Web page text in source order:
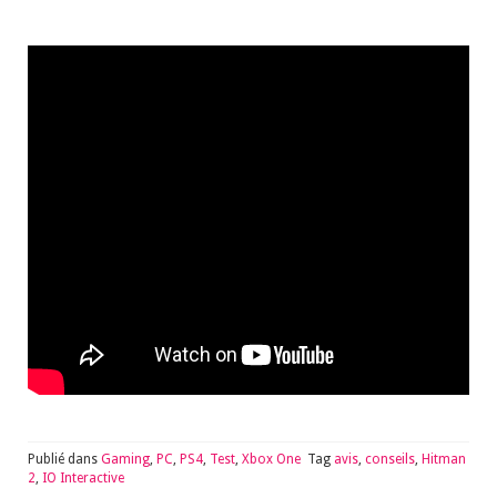
Publié dans Gaming, PC, PS4, Test, Xbox One Tag avis, conseils, Hitman
2, IO Interactive